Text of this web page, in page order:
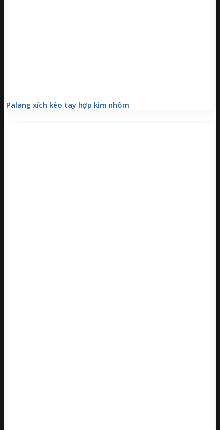
Palang xích kéo tay hợp kim nhôm